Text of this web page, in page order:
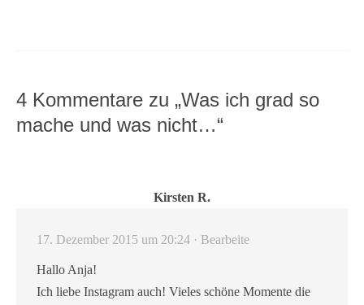
4 Kommentare zu „Was ich grad so
mache und was nicht…“
Kirsten R.
17. Dezember 2015 um 20:24 · Bearbeite
Hallo Anja!
Ich liebe Instagram auch! Vieles schöne Momente die